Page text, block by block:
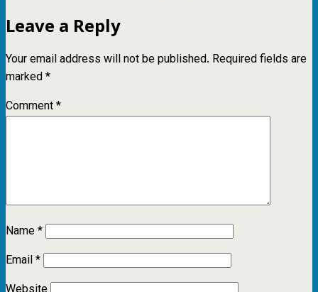
Leave a Reply
Your email address will not be published. Required fields are
marked*
Comment*
Name*
Email*